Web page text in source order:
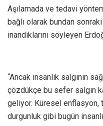
Aşılamada ve tedavi
bağlı olarak bundan
inandıklarını söyleyen
“Ancak insanlık salgının
çözdükçe bu sefer salgın
geliyor. Küresel enflasyon,
durgunluk gibi bugün